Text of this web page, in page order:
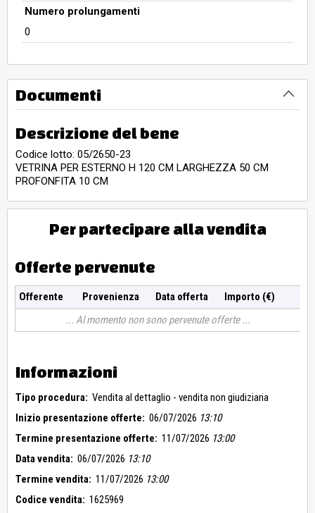
Numero prolungamenti
0
Documenti
Descrizione del bene
Codice lotto: 05/2650-23
VETRINA PER ESTERNO H 120 CM LARGHEZZA 50 CM
PROFONFITA 10 CM
Per partecipare alla vendita
Offerte pervenute
Offerente Provenienza Data offerta
Importo (€)
Al momento non sono pervenute offerte
Informazioni
Tipo procedura: Vendita al dettaglio - vendita non giudiziaria
Inizio presentazione offerte: 06/07/2026 13:10
Termine presentazione offerte: 11/07/2026 13:00
Data vendita: 06/07/2026 13:10
Termine vendita: 11/07/2026 13:00
Codice vendita: 1625969